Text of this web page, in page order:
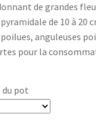
à
8,30€
de grandes
de 10 à 20
anguleuses
pour la
pot